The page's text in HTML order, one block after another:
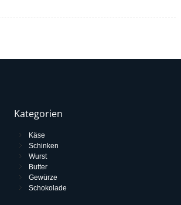
Kategorien
Käse
Schinken
Wurst
Butter
Gewürze
Schokolade